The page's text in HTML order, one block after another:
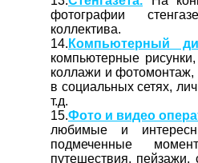
фотографии
коллектива.
14. Компьютерный
компьютерные
коллажи и фотомонтаж,
в социальных сетях,
т.д.
15.Фото и видео
любимые и
подмеченные
путешествия,